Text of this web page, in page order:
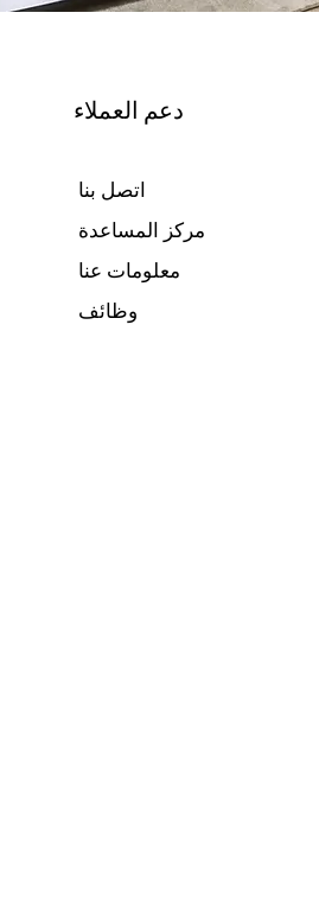
دعم العملاء
اتصل بنا
مركز المساعدة
معلومات عنا
وظائف